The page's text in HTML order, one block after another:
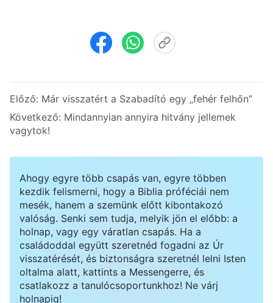
Előző: Már visszatért a Szabadító egy „fehér felhőn”
Következő: Mindannyian annyira hitvány jellemek
vagytok!
Ahogy egyre több csapás van, egyre többen
kezdik felismerni, hogy a Biblia próféciái nem
mesék, hanem a szemünk előtt kibontakozó
valóság. Senki sem tudja, melyik jön el előbb: a
holnap, vagy egy váratlan csapás. Ha a
családoddal együtt szeretnéd fogadni az Úr
visszatérését, és biztonságra szeretnél lelni Isten
oltalma alatt, kattints a Messengerre, és
csatlakozz a tanulócsoportunkhoz! Ne várj
holnapig!